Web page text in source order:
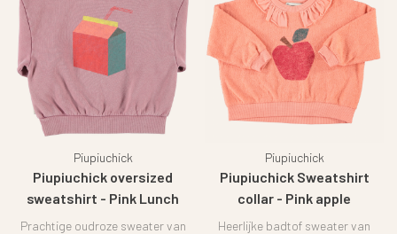
Piupiuchick
Piupiuchick oversized
sweatshirt - Pink Lunch
break
Prachtige oudroze sweater van
Piupiuchick
Piupiuchick Sweatshirt
collar - Pink apple
Heerlijke badtof sweater van